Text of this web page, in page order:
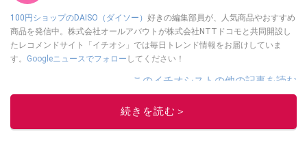
100円ショップのDAISO（ダイソー） 好きの編集部員が、人気商品やおすすめ
商品を発信中。株式会社オールアバウトが株式会社NTTドコモと共同開設し
たレコメンドサイト「イチオシ」では毎日トレンド情報をお届けしていま
す。 Googleニュースでフォロー してください！
このイチオシストの他の記事を読む
続きを読む＞